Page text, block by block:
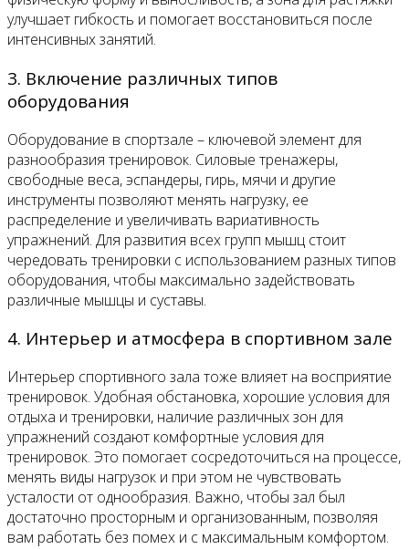
улучшает гибкость и помогает восстановиться после
интенсивных занятий.
3. Включение различных типов
оборудования
Оборудование в спортзале – ключевой элемент для
разнообразия тренировок. Силовые тренажеры,
свободные веса, эспандеры, гирь, мячи и другие
инструменты позволяют менять нагрузку, ее
распределение и увеличивать вариативность
упражнений. Для развития всех групп мышц стоит
чередовать тренировки с использованием разных типов
оборудования, чтобы максимально задействовать
различные мышцы и суставы.
4. Интерьер и атмосфера в спортивном зале
Интерьер спортивного зала тоже влияет на восприятие
тренировок. Удобная обстановка, хорошие условия для
отдыха и тренировки, наличие различных зон для
упражнений создают комфортные условия для
тренировок. Это помогает сосредоточиться на процессе,
менять виды нагрузок и при этом не чувствовать
усталости от однообразия. Важно, чтобы зал был
достаточно просторным и организованным, позволяя
вам работать без помех и с максимальным комфортом.